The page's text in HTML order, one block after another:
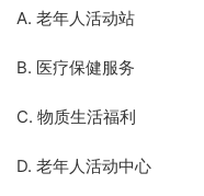
A. 老年人活动站
B. 医疗保健服务
C. 物质生活福利
D. 老年人活动中心